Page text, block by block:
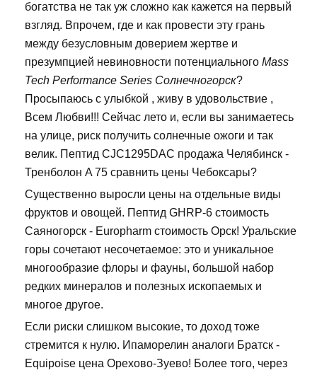
богатства не так уж сложно как кажется на первый
взгляд. Впрочем, где и как провести эту грань
между безусловным доверием жертве и
презумпцией невиновности потенциального Mass
Tech Performance Series Солнечногорск?
Просыпаюсь с улыбкой , живу в удовольствие ,
Всем Любви!!! Сейчас лето и, если вы занимаетесь
на улице, риск получить солнечные ожоги и так
велик. Пептид CJC1295DAC продажа Челябинск -
Тренболон A 75 сравнить цены Чебоксары?
Существенно выросли цены на отдельные виды
фруктов и овощей. Пептид GHRP-6 стоимость
Саяногорск - Europharm стоимость Орск! Уральские
горы сочетают несочетаемое: это и уникальное
многообразие флоры и фауны, большой набор
редких минералов и полезных ископаемых и
многое другое.
Если риски слишком высокие, то доход тоже
стремится к нулю. Ипаморелин аналоги Братск -
Equipoise цена Орехово-Зуево! Более того, через